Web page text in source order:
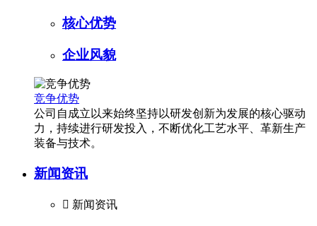
核心优势
企业风貌
竞争优势
公司自成立以来始终坚持以研发创新为发展的核心驱动
力，持续进行研发投入，不断优化工艺水平、革新生产
装备与技术。
新闻资讯
 新闻资讯